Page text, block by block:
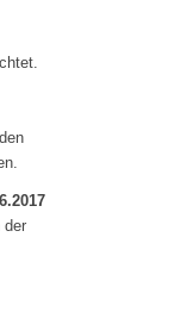
der